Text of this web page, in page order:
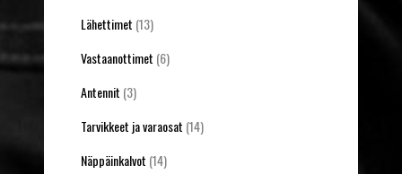
Lähettimet (13)
Vastaanottimet (6)
Antennit (3)
Tarvikkeet ja varaosat (14)
Näppäinkalvot (14)